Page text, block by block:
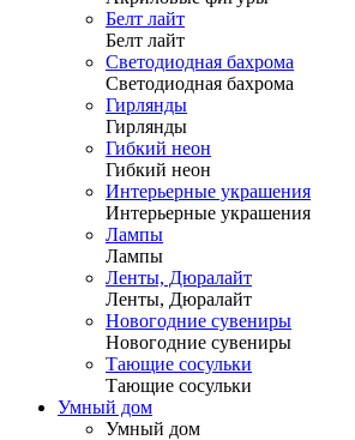
Белт лайт
Белт лайт
Светодиодная бахрома
Светодиодная бахрома
Гирлянды
Гирлянды
Гибкий неон
Гибкий неон
Интерьерные украшения
Интерьерные украшения
Лампы
Лампы
Ленты, Дюралайт
Ленты, Дюралайт
Новогодние сувениры
Новогодние сувениры
Тающие сосульки
Тающие сосульки
Умный дом
Умный дом